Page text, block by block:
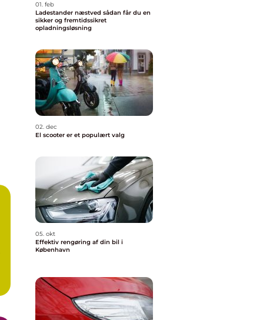
01. feb
Ladestander næstved sådan får du en
sikker og fremtidssikret
opladningsløsning
02. dec
El scooter er et populært valg
05. okt
Effektiv rengøring af din bil i
København